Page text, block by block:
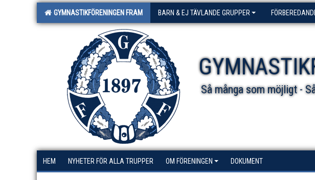
GYMNASTIKFÖRENINGEN FRAM BARN & EJ TÄVLANDE GRUPPER
Så många som möjligt -
HEM NYHETER FÖR ALLA TRUPPER OM FÖRENINGEN DOKUMENT